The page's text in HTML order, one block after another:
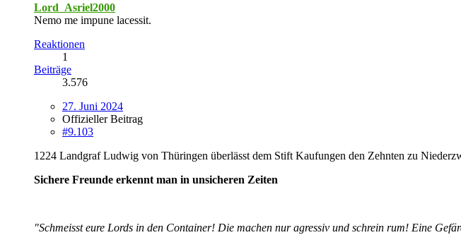
Lord_Asriel2000
Nemo me impune lacessit.
Reaktionen
1
Beiträge
3.576
27. Juni 2024
Offizieller Beitrag
#9.103
1224 Landgraf Ludwig von Thüringen überlässt dem Stift Kaufungen den Zehnten zu
Sichere Freunde erkennt man in unsicheren Zeiten
"Schmeisst eure Lords in den Container! Die machen nur agressiv und schrein rum! Eine